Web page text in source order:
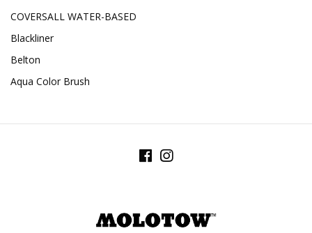
COVERSALL WATER-BASED
Blackliner
Belton
Aqua Color Brush